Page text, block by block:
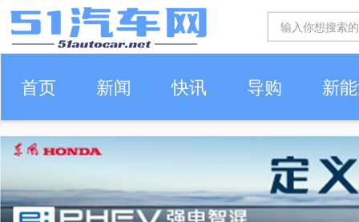
首页 新闻 快讯 导购 新
车生活